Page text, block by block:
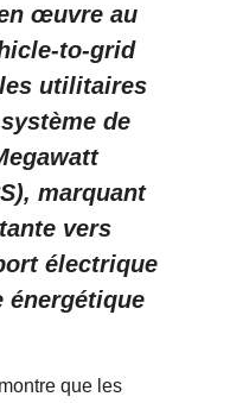
œuvre au
to-grid
utilitaires
de
marquant
vers
électrique
énergétique
que les